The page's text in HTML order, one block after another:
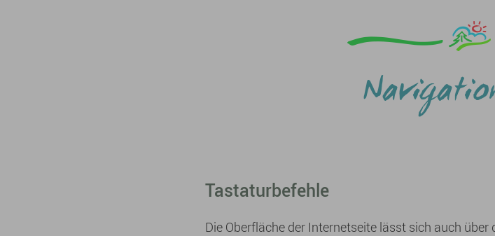
Tastaturbefehle
Die Oberfläche der Internetseite lässt sich auch über